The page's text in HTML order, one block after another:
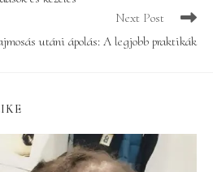
Next Post
utáni ápolás: A legjobb praktikák